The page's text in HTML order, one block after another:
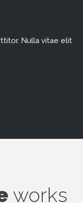
Nulla vitae elit
works